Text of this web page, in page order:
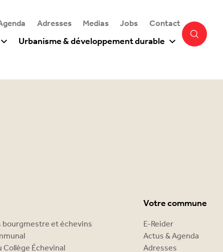
Adresses Medias Jobs Contact
Urbanisme & développement durable
bourgmestre et échevins
Échevinal
Votre commune
E-Reider
Actus & Agenda
Adresses